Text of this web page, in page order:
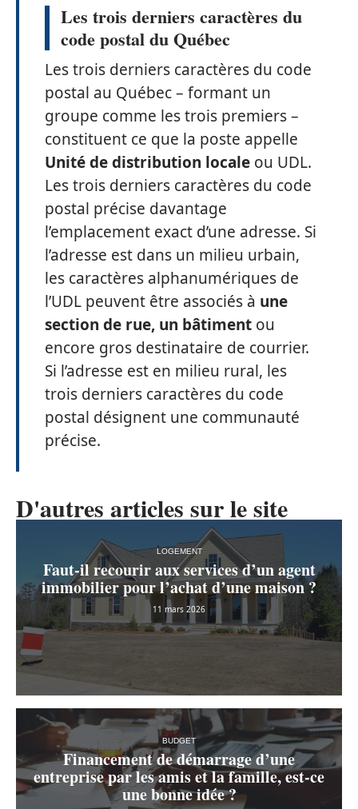
Les trois derniers caractères du
code postal du Québec
Les trois derniers caractères du code
postal au Québec – formant un
groupe comme les trois premiers –
constituent ce que la poste appelle
Unité de distribution locale ou UDL.
Les trois derniers caractères du code
postal précise davantage
l’emplacement exact d’une adresse. Si
l’adresse est dans un milieu urbain,
les caractères alphanumériques de
l’UDL peuvent être associés à une
section de rue, un bâtiment ou
encore gros destinataire de courrier.
Si l’adresse est en milieu rural, les
trois derniers caractères du code
postal désignent une communauté
précise.
D'autres articles sur le site
LOGEMENT
Faut-il recourir aux services d’un agent
immobilier pour l’achat d’une maison ?
11 mars 2026
BUDGET
Financement de démarrage d’une
entreprise par les amis et la famille, est-ce
une bonne idée ?